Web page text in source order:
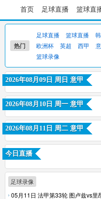
首页 足球直播 篮球直
热门
足球直播 篮球直播
欧洲杯
英超 西甲
篮球录像
2026年08月09日 周日 意甲
2026年08月10日 周一 意甲
2026年08月11日 周二 意甲
今日直播
足球录像
05月11日 法甲第33轮 图卢兹vs里